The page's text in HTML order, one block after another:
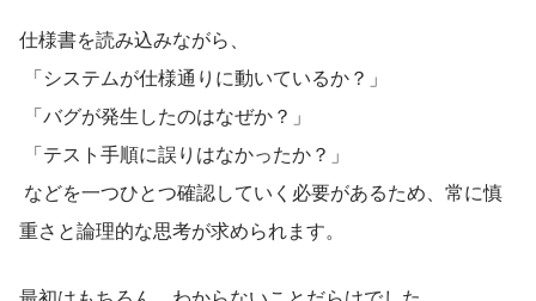
仕様書を読み込みながら、
「システムが仕様通りに動いているか？」
「バグが発生したのはなぜか？」
「テスト手順に誤りはなかったか？」
重さと論理的な思考が求められます。